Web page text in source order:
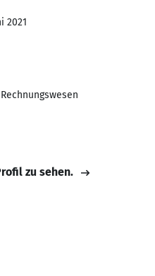
2021
zu sehen.